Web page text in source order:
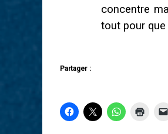
concentre
tout pour
Partager :